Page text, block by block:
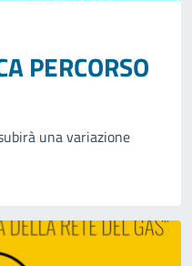
PERCORSO
una variazione